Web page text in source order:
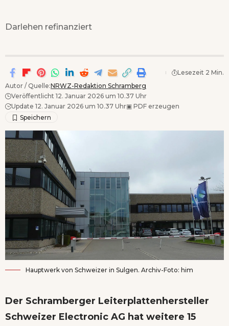
Darlehen refinanziert
Autor / Quelle:NRWZ-Redaktion Schramberg
Veröffentlicht 12. Januar 2026 um 10.37 Uhr
Update 12. Januar 2026 um 10.37 Uhr▣ PDF erzeugen
Lesezeit 2 Min.
Hauptwerk von Schweizer in Sulgen. Archiv-Foto: him
Der Schramberger Leiterplattenhersteller
Schweizer Electronic AG hat weitere 15